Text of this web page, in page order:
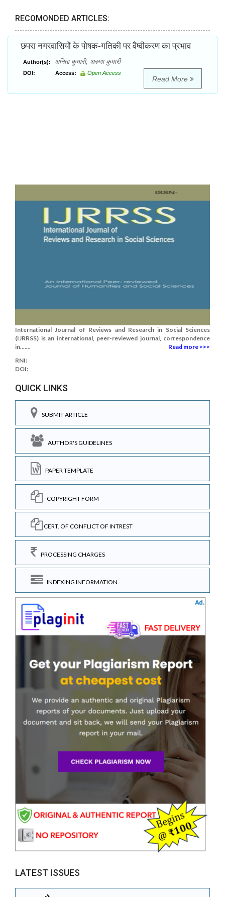
RECOMONDED ARTICLES:
छपरा नगरवासियों के पोषक-गतिकी पर वैष्वीकरण का प्रभाव
Author(s): अनिता कुमारी, अरुणा कुमारी
DOI: Access: Open Access
Read More
International Journal of Reviews and Research in Social Sciences
(IJRRSS) is an international, peer-reviewed journal, correspondence
in.......
Read more >>>
RNI:
DOI:
QUICK LINKS
SUBMIT ARTICLE
AUTHOR'S GUIDELINES
PAPER TEMPLATE
COPYRIGHT FORM
CERT. OF CONFLICT OF INTREST
PROCESSING CHARGES
INDEXING INFORMATION
LATEST ISSUES